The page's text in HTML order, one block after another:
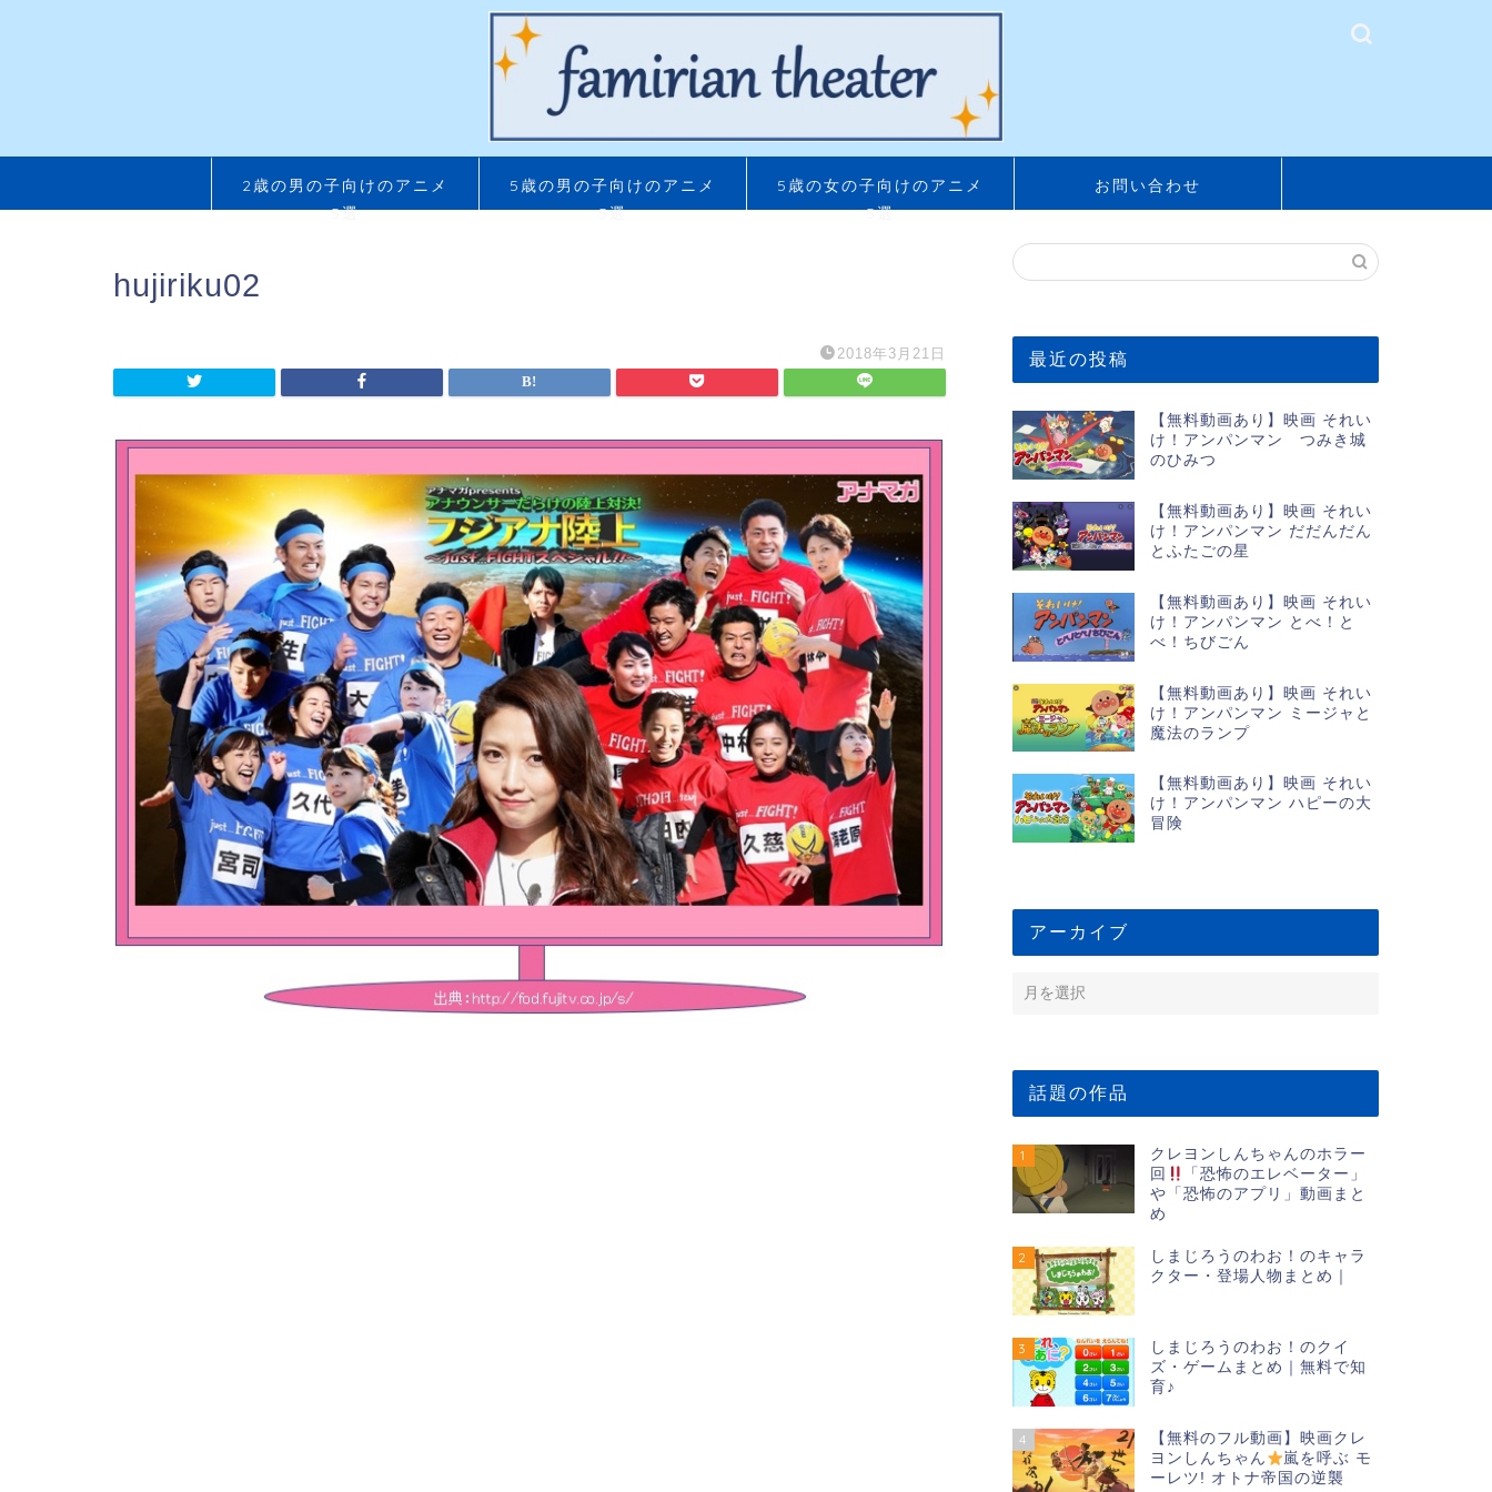
2歳の男の子向けのアニメ
5選
5歳の男の子向けのアニメ
5選
5歳の女の子向けのアニメ
5選
お問い合わせ
hujiriku02
2018年3月21日 最近の投稿
【無料動画あり】映画 それい
け！アンパンマン つみき城
のひみつ
【無料動画あり】映画 それい
け！アンパンマン だだんだん
とふたごの星
【無料動画あり】映画 それい
け！アンパンマン とべ！と
べ！ちびごん
【無料動画あり】映画 それい
け！アンパンマン ミージャと
魔法のランプ
【無料動画あり】映画 それい
け！アンパンマン ハピーの大
冒険
アーカイブ
話題の作品
1
クレヨンしんちゃんのホラー
回
「恐怖のエレベーター」
や「恐怖のアプリ」動画まと
め
2
しまじろうのわお！のキャラ
クター・登場人物まとめ｜
3
しまじろうのわお！のクイ
ズ・ゲームまとめ｜無料で知
育♪
4
【無料のフル動画】映画クレ
ヨンしんちゃん
嵐を呼ぶ モ
ーレツ! オトナ帝国の逆襲